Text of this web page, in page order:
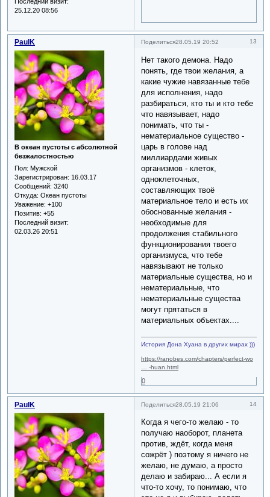
25.12.20 08:56
Поделиться 13
28.05.19 20:52
PaulK
В океан пустоты с абсолютной
безжалостностью
Пол: Мужской
Зарегистрирован: 16.03.17
Сообщений: 3240
Откуда: Океан пустоты
Уважение: +100
Позитив: +55
Последний визит:
02.03.26 20:51
Нет такого демона. Надо
понять, где твои желания, а
какие чужие навязанные тебе
для исполнения, надо
разбираться, кто ты и кто тебе
что навязывает, надо
понимать, что ты -
нематериальное существо -
царь в голове над
миллиардами живых
организмов - клеток,
одноклеточных,
составляющих твоё
материальное тело и есть их
обоснованные желания -
необходимые для
продолжения стабильного
функционирования твоего
организмуса, что тебе
навязывают не только
материальные существа, но и
нематериальные, что
нематериальные существа
могут прятаться в
материальных объектах....
История Дона Хуана в других мирах )))
https://ranobes.com/chapters/perfect-wo
… -huan.html
0
Поделиться 14
28.05.19 21:06
PaulK
Когда я чего-то желаю - то
получаю наоборот, планета
против, ждёт, когда меня
сожрёт ) поэтому я ничего не
желаю, не думаю, а просто
делаю и забираю... А если я
что-то хочу, то понимаю, что